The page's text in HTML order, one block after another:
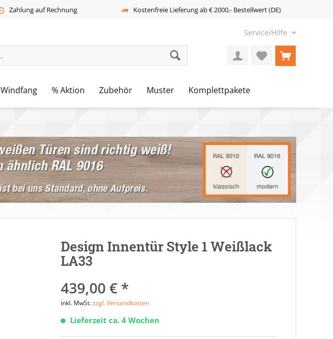
Zahlung auf Rechnung Kostenfreie Lieferung ab € 2000,- Bestellwert (DE)
Service/Hilfe
Windfang % Aktion Zubehör Muster Komplettpakete
Design Innentür Style 1 Weißlack
LA33
439,00 € *
inkl. MwSt.zzgl. Versandkosten
Lieferzeit ca. 4 Wochen